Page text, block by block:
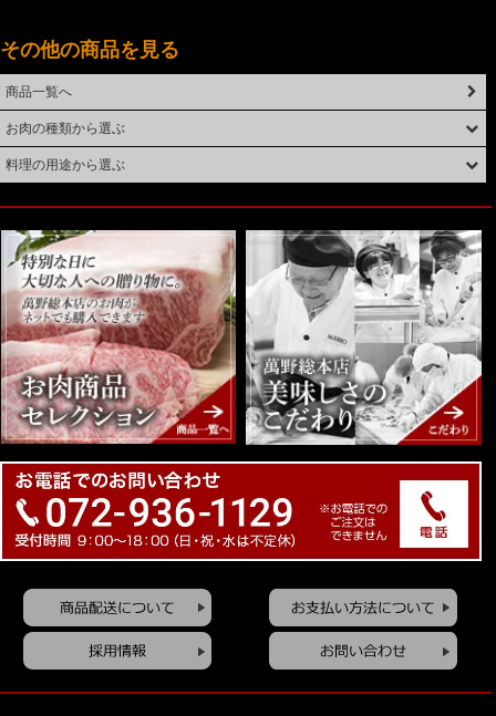
その他の商品を見る
商品一覧へ
お肉の種類から選ぶ
料理の用途から選ぶ